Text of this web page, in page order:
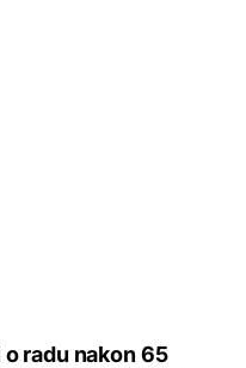
radu nakon 65